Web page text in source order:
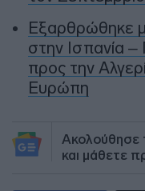
Εξαρθρώθηκε
στην Ισπανία
προς την
Ευρώπη
Ακολούθησε
και μάθετε